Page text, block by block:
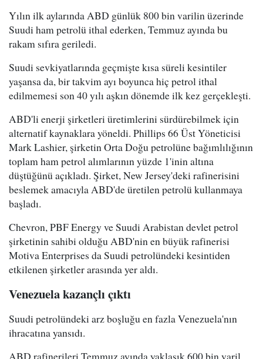
Yılın ilk aylarında ABD günlük 800 bin varilin üzerinde
Suudi ham petrolü ithal ederken, Temmuz ayında bu
rakam sıfıra geriledi.
Suudi sevkiyatlarında geçmişte kısa süreli kesintiler
yaşansa da, bir takvim ayı boyunca hiç petrol ithal
edilmemesi son 40 yılı aşkın dönemde ilk kez gerçekleşti.
ABD'li enerji şirketleri üretimlerini sürdürebilmek için
alternatif kaynaklara yöneldi. Phillips 66 Üst Yöneticisi
Mark Lashier, şirketin Orta Doğu petrolüne bağımlılığının
toplam ham petrol alımlarının yüzde 1'inin altına
düştüğünü açıkladı. Şirket, New Jersey'deki rafinerisini
beslemek amacıyla ABD'de üretilen petrolü kullanmaya
başladı.
Chevron, PBF Energy ve Suudi Arabistan devlet petrol
şirketinin sahibi olduğu ABD'nin en büyük rafinerisi
Motiva Enterprises da Suudi petrolündeki kesintiden
etkilenen şirketler arasında yer aldı.
Venezuela kazançlı çıktı
Suudi petrolündeki arz boşluğu en fazla Venezuela'nın
ihracatına yansıdı.
ABD rafinerileri Temmuz ayında yaklaşık 600 bin varil